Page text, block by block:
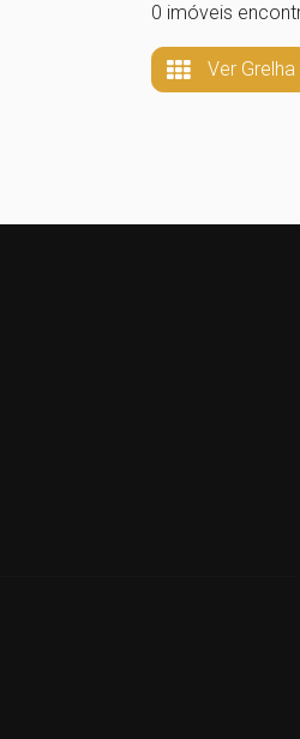
0 imóveis
Ver Grelha